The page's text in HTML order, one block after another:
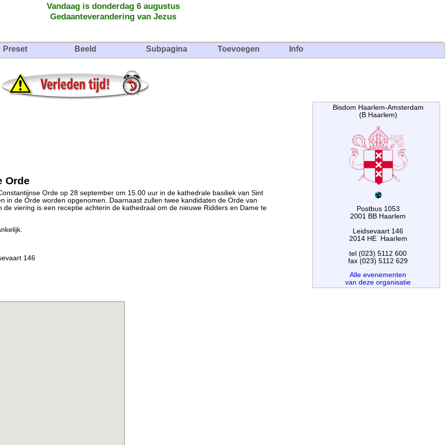
Vandaag is donderdag 6 augustus
Gedaanteverandering van Jezus
Preset Beeld Subpagina Toevoegen Info
Bisdom Haarlem-Amsterdam
(B Haarlem)
Postbus 1053
2001 BB Haarlem
Leidsevaart 146
2014 HE Haarlem
tel (023) 5112 600
fax (023) 5112 629
Alle evenementen
van deze organisatie
Orde
Orde op 28 sep­tem­ber om 15.00 uur in de ka­the­drale basiliek van Sint
in de Orde wor­den opgeno­men. Daar­naast zullen twee kan­di­da­ten de Orde van
de vie­ring is een receptie achterin de ka­the­draal om de nieuwe Ridders en Dame te
146